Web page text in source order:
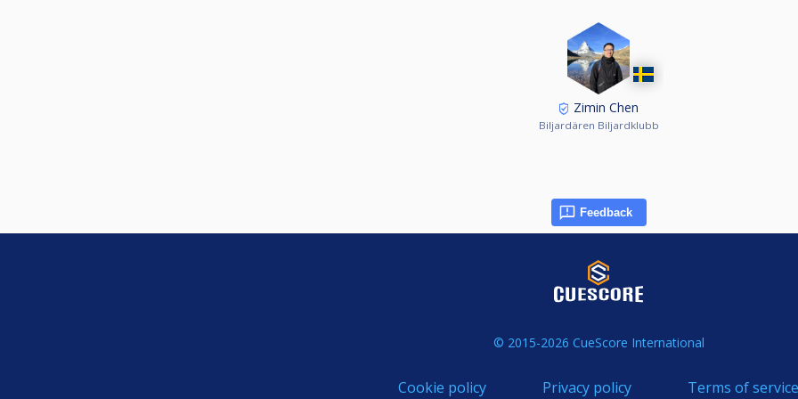
Zimin Chen
Biljardären Biljardklubb
Feedback
© 2015-2026 CueScore International
Cookie policy Privacy policy Terms of service